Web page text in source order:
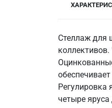
Стеллаж для
Регулировка
четыре